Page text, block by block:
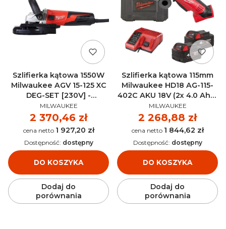
Szlifierka kątowa 1550W
Milwaukee AGV 15-125 XC
DEG-SET [230V] -
4933448035
PRODUCENT
MILWAUKEE
Cena
2 370,46 zł
Cena 1 927,20 zł
DO KOSZYKA
Dostępność: dostępny
Dodaj do
porównania
Szlifierka kątowa 115mm
Milwaukee HD18 AG-115-
402C AKU 18V (2x 4.0 Ah) -
4933441300
PRODUCENT
MILWAUKEE
Cena
2 268,88 zł
Cena 1 844,62 zł
DO KOSZYKA
Dostępność: dostępny
Dodaj do
porównania